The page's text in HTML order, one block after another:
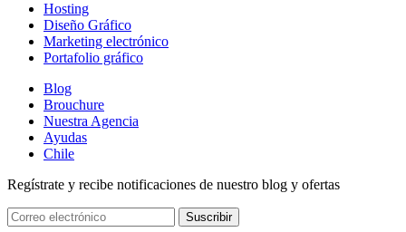
Hosting
Diseño Gráfico
Marketing electrónico
Portafolio gráfico
Blog
Brouchure
Nuestra Agencia
Ayudas
Chile
Regístrate y recibe notificaciones de nuestro blog y ofertas
Suscribir